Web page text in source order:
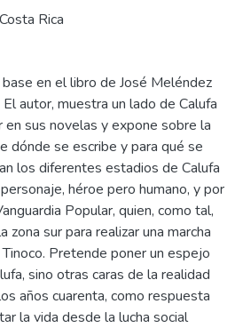
Rica
en el libro de José Meléndez
autor, muestra un lado de Calufa
en sus novelas y expone sobre la
dónde se escribe y para qué se
los diferentes estadios de Calufa
héroe pero humano, y por
Popular, quien, como tal,
zona sur para realizar una marcha
Pretende poner un espejo
sino otras caras de la realidad
años cuarenta, como respuesta
la vida desde la lucha social